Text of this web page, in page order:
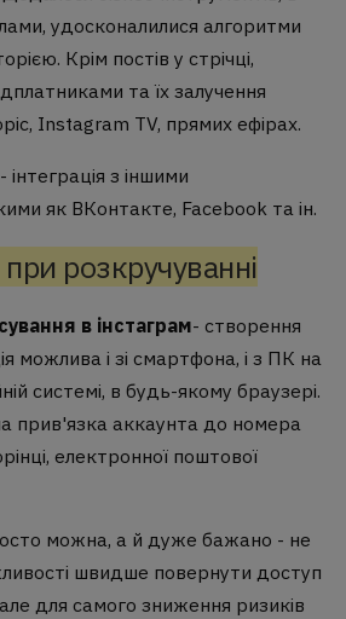
удосконалилися алгоритми
Крім постів у стрічці,
та їх залучення
Instagram TV, прямих ефірах.
з іншими
як ВКонтакте, Facebook та ін.
розкручуванні
в інстаграм- створення
можлива і зі смартфона, і з ПК на
системі, в будь-якому браузері.
прив'язка аккаунта до номера
електронної поштової
можна, а й дуже бажано - не
швидше повернути доступ
для самого зниження ризиків